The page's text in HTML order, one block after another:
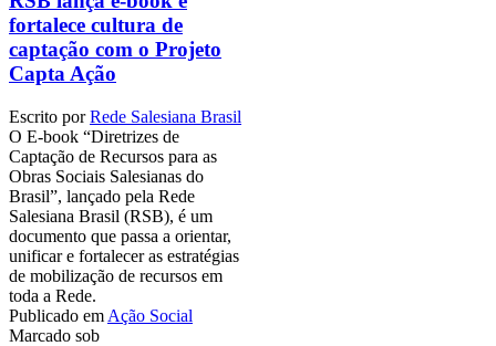
fortalece cultura de
captação com o Projeto
Capta Ação
Escrito porRede Salesiana Brasil
O E-book “Diretrizes de
Captação de Recursos para as
Obras Sociais Salesianas do
Brasil”, lançado pela Rede
Salesiana Brasil (RSB), é um
documento que passa a orientar,
unificar e fortalecer as estratégias
de mobilização de recursos em
toda a Rede.
Publicado em Ação Social
Marcado sob